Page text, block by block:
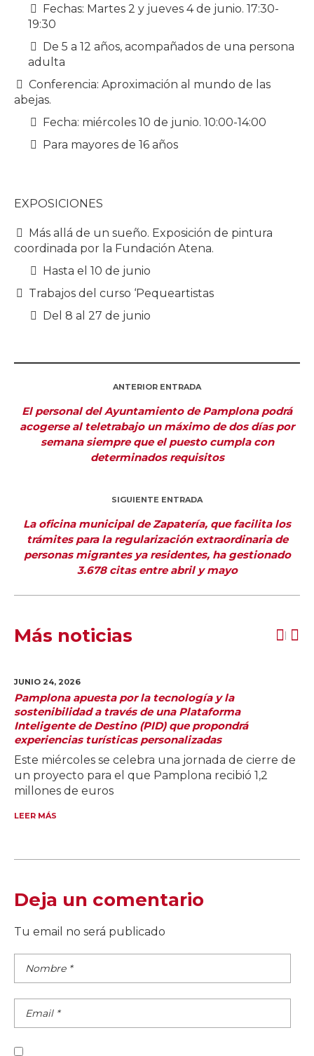
Fechas: Martes 2 y jueves 4 de junio. 17:30-
19:30
De 5 a 12 años, acompañados de una persona
adulta
Conferencia: Aproximación al mundo de las
abejas.
Fecha: miércoles 10 de junio. 10:00-14:00
Para mayores de 16 años
EXPOSICIONES
Más allá de un sueño. Exposición de pintura
coordinada por la Fundación Atena.
Hasta el 10 de junio
Trabajos del curso ‘Pequeartistas
Del 8 al 27 de junio
ANTERIOR ENTRADA
El personal del Ayuntamiento de Pamplona podrá
acogerse al teletrabajo un máximo de dos días por
semana siempre que el puesto cumpla con
determinados requisitos
SIGUIENTE ENTRADA
La oficina municipal de Zapatería, que facilita los
trámites para la regularización extraordinaria de
personas migrantes ya residentes, ha gestionado
3.678 citas entre abril y mayo
Más noticias
JUNIO 24, 2026
Pamplona apuesta por la tecnología y la
sostenibilidad a través de una Plataforma
Inteligente de Destino (PID) que propondrá
experiencias turísticas personalizadas
Este miércoles se celebra una jornada de cierre de
un proyecto para el que Pamplona recibió 1,2
millones de euros
LEER MÁS
Deja un comentario
Tu email no será publicado